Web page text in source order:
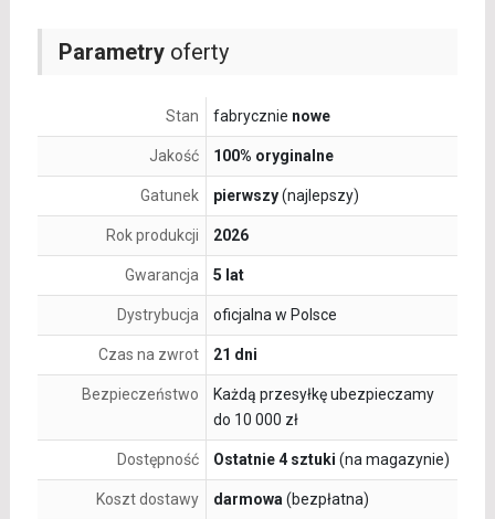
Parametryoferty
Stan fabrycznie nowe
Jakość 100% oryginalne
Gatunek pierwszy(najlepszy)
Rok produkcji 2026
Gwarancja 5 lat
Dystrybucja oficjalna w Polsce
Czas na zwrot 21 dni
Bezpieczeństwo
Każdą przesyłkę ubezpieczamy
do 10 000 zł
Dostępność Ostatnie 4 sztuki (na magazynie)
Koszt dostawy darmowa (bezpłatna)